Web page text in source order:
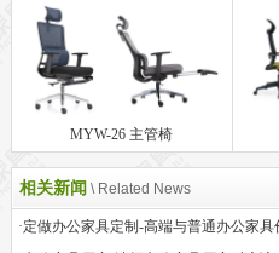
MYW-26 主管椅
相关新闻 \ Related News